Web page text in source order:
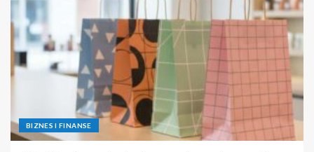
BIZNES I FINANSE